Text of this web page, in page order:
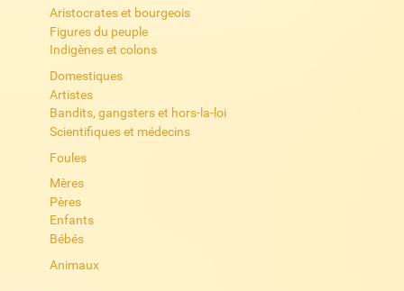
Aristocrates et bourgeois
Figures du peuple
Indigènes et colons
Domestiques
Artistes
Bandits, gangsters et hors-la-loi
Scientifiques et médecins
Foules
Mères
Pères
Enfants
Bébés
Animaux